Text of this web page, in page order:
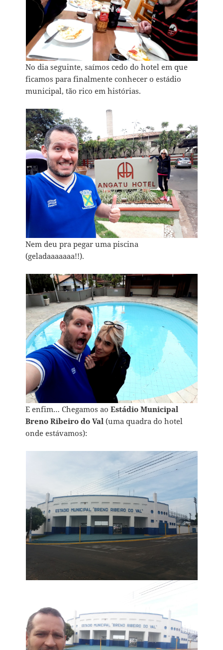
No dia seguinte, saímos cedo do hotel em que
ficamos para finalmente conhecer o estádio
municipal, tão rico em histórias.
Nem deu pra pegar uma piscina
(geladaaaaaaa!!).
E enfim… Chegamos aoEstádio Municipal
Breno Ribeiro do Val (uma quadra do hotel
onde estávamos):